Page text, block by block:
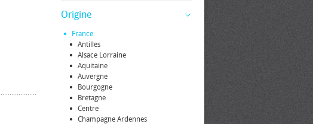
Origine
France
Antilles
Alsace Lorraine
Aquitaine
Auvergne
Bourgogne
Bretagne
Centre
Champagne Ardennes